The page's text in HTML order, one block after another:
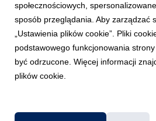
Rodzinny Piknik Zdrowia i
kampusie trójmiejskiego
8 maja 2026
Bezpłatne badania, warsztaty, pokazy
koncert Paprosound - tak zapowiada
Zdrowia i Uśmiechu organizowany
społecznościowych,
sposób przeglądania. Aby zarządzać
„Ustawienia plików cookie”. Pliki
podstawowego funkcjonowania
być odrzucone. Więcej informacji
plików cookie.